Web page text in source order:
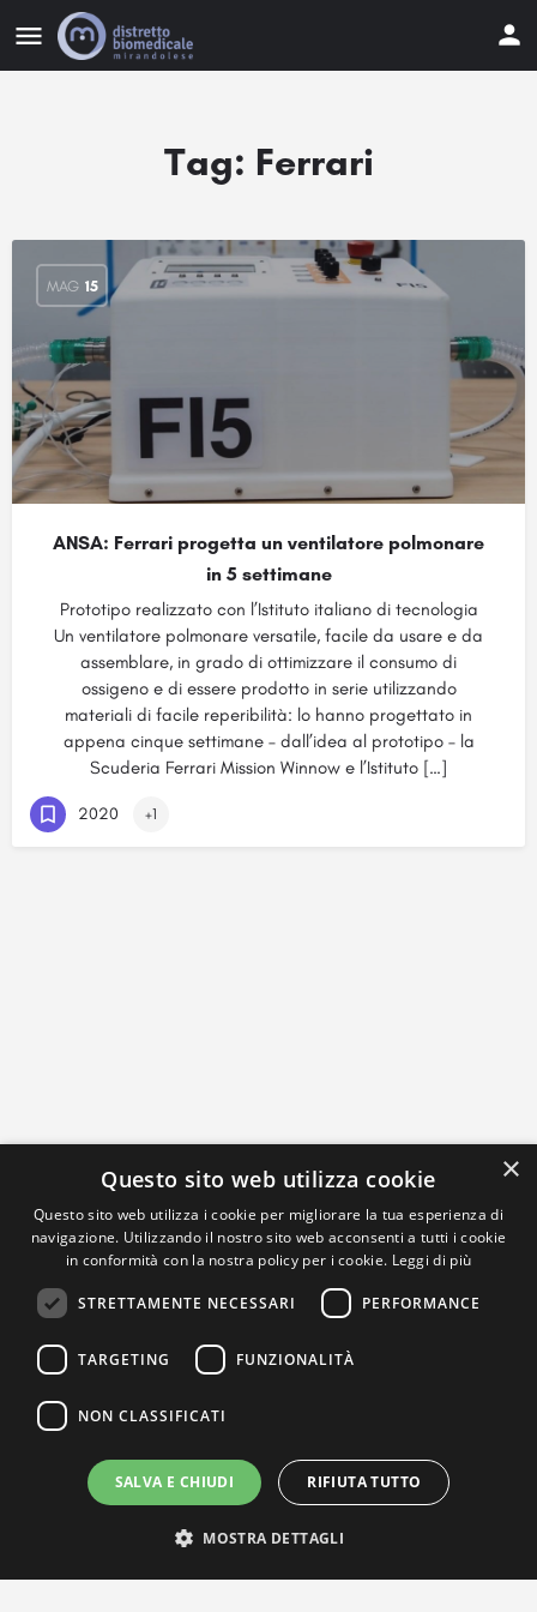
Tag: Ferrari
MAG 15
ANSA: Ferrari progetta un ventilatore polmonare
in 5 settimane
Prototipo realizzato con l’Istituto italiano di tecnologia
Un ventilatore polmonare versatile, facile da usare e da
assemblare, in grado di ottimizzare il consumo di
ossigeno e di essere prodotto in serie utilizzando
materiali di facile reperibilità: lo hanno progettato in
appena cinque settimane – dall’idea al prototipo – la
Scuderia Ferrari Mission Winnow e l’Istituto […]
2020 +1
×
Questo sito web utilizza cookie
Questo sito web utilizza i cookie per migliorare la tua esperienza di
navigazione. Utilizzando il nostro sito web acconsenti a tutti i cookie
in conformità con la nostra policy per i cookie. Leggi di più
STRETTAMENTE NECESSARI PERFORMANCE
TARGETING FUNZIONALITÀ
NON CLASSIFICATI
SALVA E CHIUDI RIFIUTA TUTTO
MOSTRA DETTAGLI